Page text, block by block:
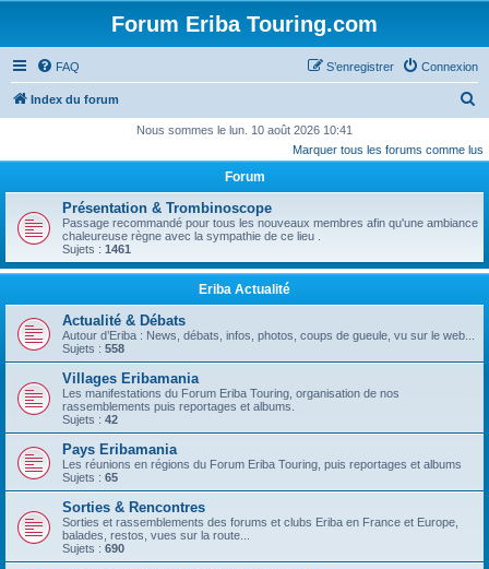
Forum Eriba Touring.com
FAQ Connexion
S’enregistrer
Index du forum
c
r
e
Nous sommes le lun. 10 août 2026 10:41
Marquer tous les forums comme lus
Forum
Présentation & Trombinoscope
Passage recommandé pour tous les nouveaux membres afin qu'une ambiance
chaleureuse règne avec la sympathie de ce lieu .
Sujets : 1461
Eriba Actualité
Actualité & Débats
Autour d’Eriba : News, débats, infos, photos, coups de gueule, vu sur le web...
Sujets : 558
Villages Eribamania
Les manifestations du Forum Eriba Touring, organisation de nos
rassemblements puis reportages et albums.
Sujets : 42
Pays Eribamania
Les réunions en régions du Forum Eriba Touring, puis reportages et albums
Sujets : 65
Sorties & Rencontres
Sorties et rassemblements des forums et clubs Eriba en France et Europe,
balades, restos, vues sur la route...
Sujets : 690